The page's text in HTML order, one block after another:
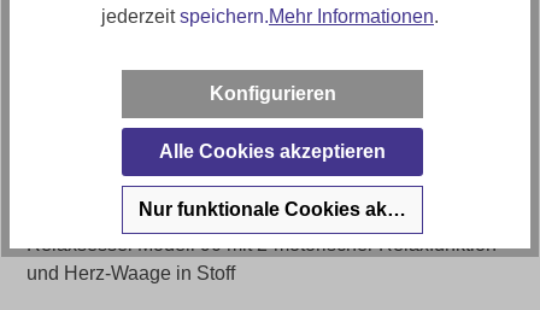
Stoff Mystery
Breite: ca. 84cm, Tiefe: ca. 84cm, Höhe: ca. 106cm
Artikel Bezeichnung
Relaxsessel Modell 90 mit 2-motorischer Relaxfunktion
und Herz-Waage in Stoff
jederzeitspeichern.Mehr Informationen.
Konfigurieren
Alle Cookies akzeptieren
Nur funktionale Cookies akzeptieren